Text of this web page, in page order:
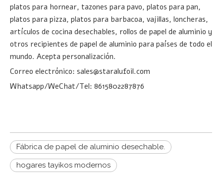
platos para hornear, tazones para pavo, platos para pan,
platos para pizza, platos para barbacoa, vajillas, loncheras,
artículos de cocina desechables, rollos de papel de aluminio y
otros recipientes de papel de aluminio para países de todo el
mundo. Acepta personalización.
Correo electrónico: sales@staralufoil.com
Whatsapp/WeChat/Tel: 8615802287876
Fábrica de papel de aluminio desechable.
hogares tayikos modernos